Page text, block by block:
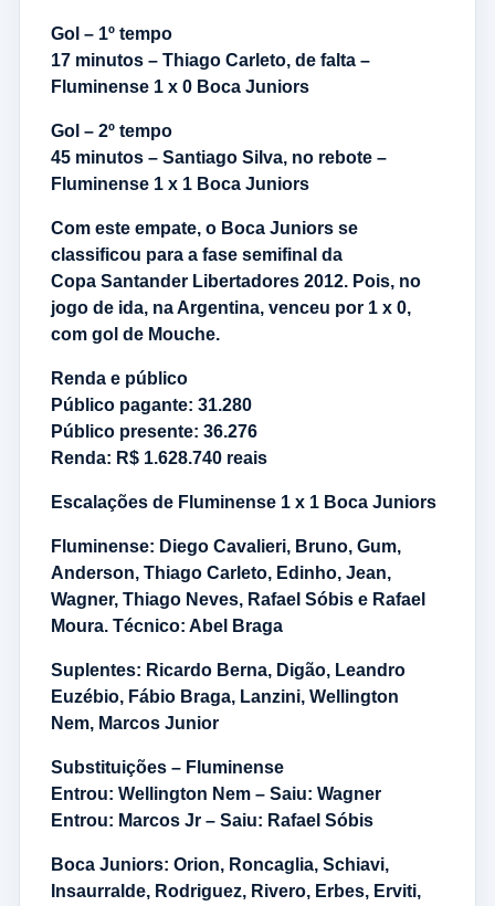
Gol – 1º tempo
17 minutos – Thiago Carleto, de falta –
Fluminense 1 x 0 Boca Juniors
Gol – 2º tempo
45 minutos – Santiago Silva, no rebote –
Fluminense 1 x 1 Boca Juniors
Com este empate, o Boca Juniors se
classificou para a fase semifinal da
Copa Santander Libertadores 2012. Pois, no
jogo de ida, na Argentina, venceu por 1 x 0,
com gol de Mouche.
Renda e público
Público pagante: 31.280
Público presente: 36.276
Renda: R$ 1.628.740 reais
Escalações de Fluminense 1 x 1 Boca Juniors
Fluminense: Diego Cavalieri, Bruno, Gum,
Anderson, Thiago Carleto, Edinho, Jean,
Wagner, Thiago Neves, Rafael Sóbis e Rafael
Moura. Técnico: Abel Braga
Suplentes: Ricardo Berna, Digão, Leandro
Euzébio, Fábio Braga, Lanzini, Wellington
Nem, Marcos Junior
Substituições – Fluminense
Entrou: Wellington Nem – Saiu: Wagner
Entrou: Marcos Jr – Saiu: Rafael Sóbis
Boca Juniors: Orion, Roncaglia, Schiavi,
Insaurralde, Rodriguez, Rivero, Erbes, Erviti,